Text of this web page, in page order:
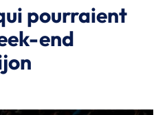
pourraient
end